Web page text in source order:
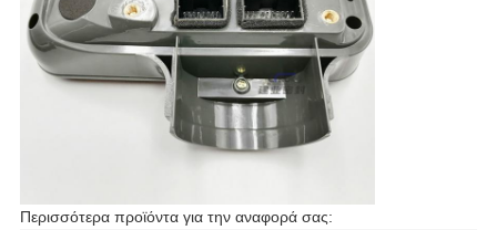
Περισσότερα προϊόντα για την αναφορά σας: